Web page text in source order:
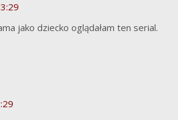
jako dziecko oglądałam ten serial.